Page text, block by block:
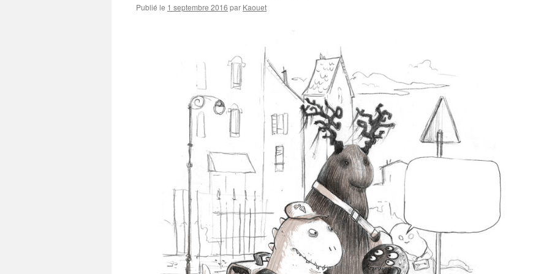
Publié le 1 septembre 2016 par Kaouet